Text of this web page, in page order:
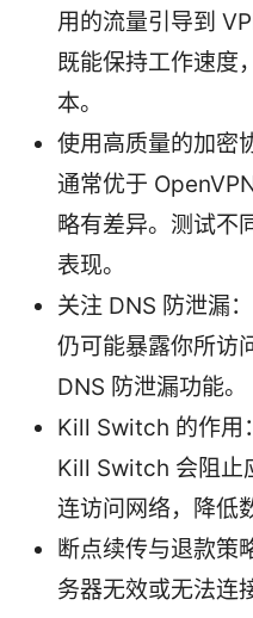
用的流量引导到
既能保持工作速度
本。
使用高质量的加密
通常优于
略有差异。测试不
表现。
关注 DNS 防泄漏
仍可能暴露你所访
DNS 防泄漏功能。
Kill Switch 的作用
Kill Switch 会阻止
连访问网络，降低
断点续传与退款策
务器无效或无法连